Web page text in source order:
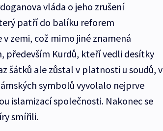
vláda o jeho zrušení
patří do balíku reforem
zemi, což mimo jiné znamená
především Kurdů, kteří vedli desítky
šátků ale zůstal v platnosti u soudů, v
symbolů vyvolalo nejprve
islamizací společnosti. Nakonec se
smířili.